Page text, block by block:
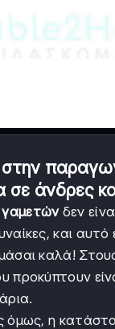
στην
άνδρες
δεν
και αυτό
καλά!
προκύπτουν
όμως, η